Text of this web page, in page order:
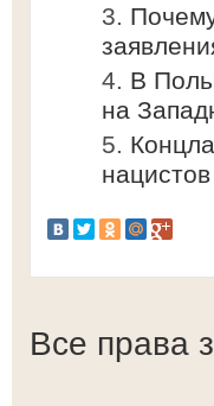
В
на
нацистов
Все права